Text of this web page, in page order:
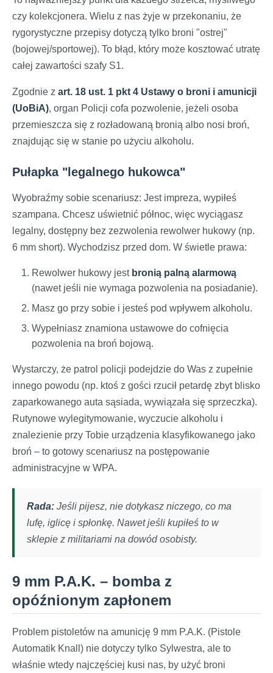
czy kolekcjonera. Wielu z nas żyje w przekonaniu, że
rygorystyczne przepisy dotyczą tylko broni "ostrej"
(bojowej/sportowej). To błąd, który może kosztować utratę
całej zawartości szafy S1.
Zgodnie z art. 18 ust. 1 pkt 4 Ustawy o broni i amunicji
(UoBiA), organ Policji cofa pozwolenie, jeżeli osoba
przemieszcza się z rozładowaną bronią albo nosi broń,
znajdując się w stanie po użyciu alkoholu.
Pułapka "legalnego hukowca"
Wyobraźmy sobie scenariusz: Jest impreza, wypiłeś
szampana. Chcesz uświetnić północ, więc wyciągasz
legalny, dostępny bez zezwolenia rewolwer hukowy (np.
6 mm short). Wychodzisz przed dom. W świetle prawa:
Rewolwer hukowy jest bronią palną alarmową
(nawet jeśli nie wymaga pozwolenia na posiadanie).
Masz go przy sobie i jesteś pod wpływem alkoholu.
Wypełniasz znamiona ustawowe do cofnięcia
pozwolenia na broń bojową.
Wystarczy, że patrol policji podejdzie do Was z zupełnie
innego powodu (np. ktoś z gości rzucił petardę zbyt blisko
zaparkowanego auta sąsiada, wywiązała się sprzeczka).
Rutynowe wylegitymowanie, wyczucie alkoholu i
znalezienie przy Tobie urządzenia klasyfikowanego jako
broń – to gotowy scenariusz na postępowanie
administracyjne w WPA.
Rada: Jeśli pijesz, nie dotykasz niczego, co ma
lufę, iglicę i spłonkę. Nawet jeśli kupiłeś to w
sklepie z militariami na dowód osobisty.
9 mm P.A.K. – bomba z
opóźnionym zapłonem
Problem pistoletów na amunicję 9 mm P.A.K. (Pistole
Automatik Knall) nie dotyczy tylko Sylwestra, ale to
właśnie wtedy najczęściej kusi nas, by użyć broni